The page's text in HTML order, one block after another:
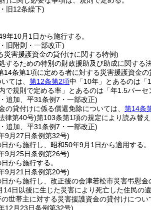
旧12条繰下)
年10月1日から施行する。
旧附則・一部改正)
災害援護資金の貸付けに関する特例)
するための特別の財政援助及び助成に関する
14条第1項に定める者に対する災害援護資金の
ては、 第12条第2項中「10年」とあるのは「
で規則で定める率」とあるのは「年1.5パーセ
追加、平31条例7・一部改正)
の貸付けに係る償還免除については、 第14条
律第40号)第103条第1項の規定により読み替
追加、平31条例7・一部改正)
9月27日条例第32号)
から施行し、昭和50年9月1日から適用する。
9月25日条例第26号)
から施行する。
9月21日条例第20号)
から施行し、改正後の会津若松市災害弔慰
14日以後に生じた災害により死亡した住民の
世帯主に対する災害援護資金の貸付けについ
12月23日条例第32号)